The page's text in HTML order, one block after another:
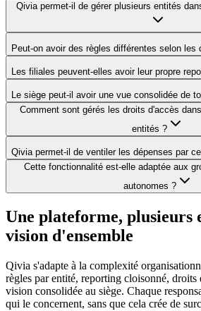
Qivia permet-il de gérer plusieurs entités
Peut-on avoir des règles différentes selon les
Les filiales peuvent-elles avoir leur propre
Le siège peut-il avoir une vue consolidée de
Comment sont gérés les droits d'accès
entités ?
Qivia permet-il de ventiler les dépenses par
Cette fonctionnalité est-elle adaptée aux
autonomes ?
Une plateforme, plusieurs
vision d'ensemble
Qivia s'adapte à la complexité
règles par entité, reporting cloisonné, droits
vision consolidée au siège. Chaque
qui le concernent, sans que cela crée de